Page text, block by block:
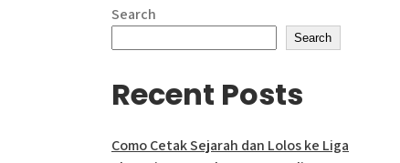
Search
Search
Recent Posts
Como Cetak Sejarah dan Lolos ke Liga